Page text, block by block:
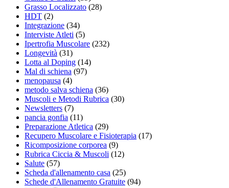
Grasso Localizzato (28)
HDT (2)
Integrazione (34)
Interviste Atleti (5)
Ipertrofia Muscolare (232)
Longevità (31)
Lotta al Doping (14)
Mal di schiena (97)
menopausa (4)
metodo salva schiena (36)
Muscoli e Metodi Rubrica (30)
Newsletters (7)
pancia gonfia (11)
Preparazione Atletica (29)
Recupero Muscolare e Fisioterapia (17)
Ricomposizione corporea (9)
Rubrica Ciccia & Muscoli (12)
Salute (57)
Scheda d'allenamento casa (25)
Schede d'Allenamento Gratuite (94)